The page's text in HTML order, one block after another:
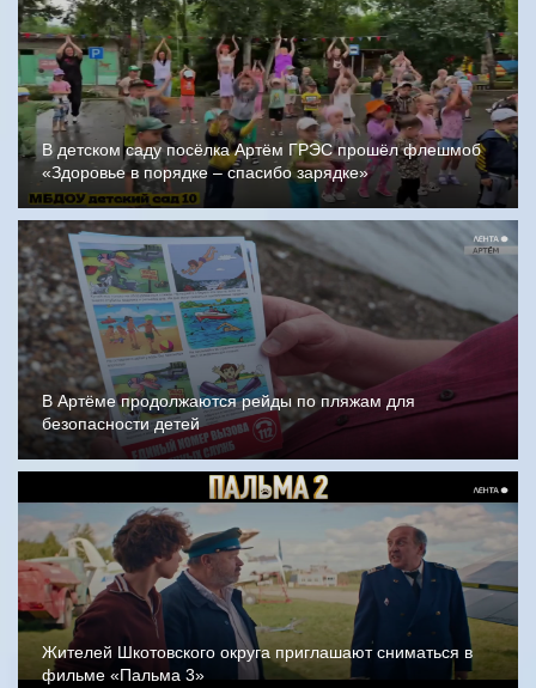
В детском саду посёлка Артём ГРЭС прошёл флешмоб
«Здоровье в порядке – спасибо зарядке»
В Артёме продолжаются рейды по пляжам для
безопасности детей
Жителей Шкотовского округа приглашают сниматься в
фильме «Пальма 3»